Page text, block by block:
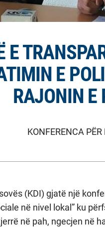
E
E
RAJONIN E
KONFERENCA
(KDI) gjatë një
në nivel lokal” ku
në pah, ngecjen në